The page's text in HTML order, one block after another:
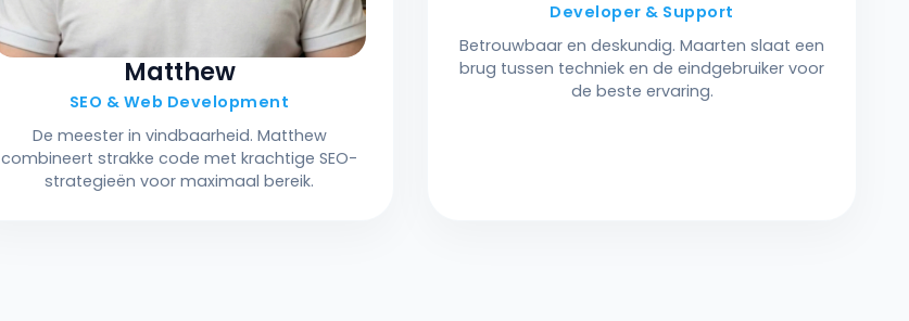
Matthew
SEO & Web Development
De meester in vindbaarheid. Matthew
combineert strakke code met krachtige SEO-
strategieën voor maximaal bereik.
Developer & Support
Betrouwbaar en deskundig. Maarten slaat een
brug tussen techniek en de eindgebruiker voor
de beste ervaring.